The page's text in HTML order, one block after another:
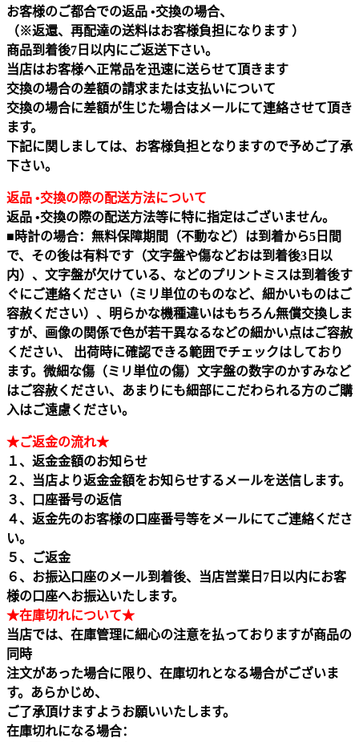
お客様のご都合での返品 •交換の場合、
（※返還、再配達の送料はお客様負担になります ）
商品到着後7日以内にご返送下さい。
当店はお客様へ正常品を迅速に送らせて頂きます
交換の場合の差額の請求または支払いについて
交換の場合に差額が生じた場合はメールにて連絡させて頂き
ます。
下記に関しましては、お客様負担となりますので予めご了承
下さい。
返品 •交換の際の配送方法について
返品 •交換の際の配送方法等に特に指定はございません。
■時計の場合：無料保障期間（不動など）は到着から5日間
で、その後は有料です（文字盤や傷などおは到着後3日以
内）、文字盤が欠けている、などのプリントミスは到着後す
ぐにご連絡ください（ミリ単位のものなど、細かいものはご
容赦ください）、明らかな機種違いはもちろん無償交換しま
すが、画像の関係で色が若干異なるなどの細かい点はご容赦
ください、 出荷時に確認できる範囲でチェックはしており
ます。微細な傷（ミリ単位の傷）文字盤の数字のかすみなど
はご容赦ください、あまりにも細部にこだわられる方のご購
入はご遠慮ください。
★ご返金の流れ★
１、返金金額のお知らせ
２、当店より返金金額をお知らせするメールを送信します。
３、口座番号の返信
４、返金先のお客様の口座番号等をメールにてご連絡くださ
い。
５、ご返金
６、お振込口座のメール到着後、当店営業日7日以内にお客
様の口座へお振込いたします。
★在庫切れについて★
当店では、在庫管理に細心の注意を払っておりますが商品の
同時
注文があった場合に限り、在庫切れとなる場合がございま
す。あらかじめ、
ご了承頂けますようお願いいたします。
在庫切れになる場合：